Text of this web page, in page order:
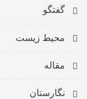
گفتگو
محیط زیست
مقاله
نگارستان